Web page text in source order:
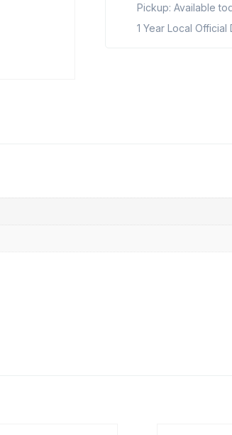
Pickup: Available
1 Year Local